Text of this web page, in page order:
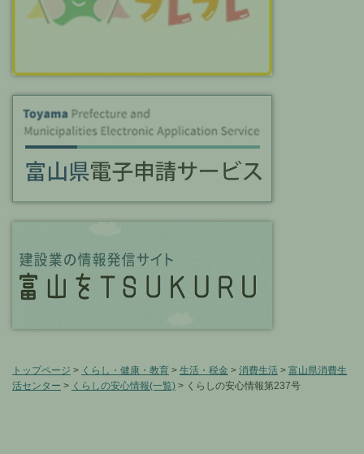
トップページ > くらし・健康・教育 > 生活・税金 > 消費生活 > 富山県消費生
活センター > くらしの安心情報(一覧) > くらしの安心情報第237号